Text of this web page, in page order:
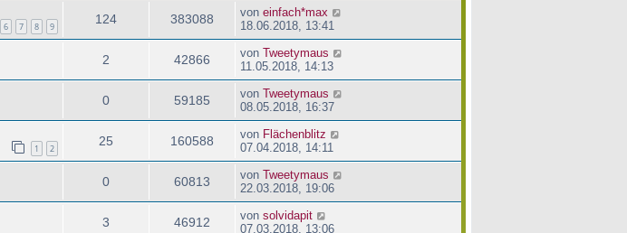
6 7 8 9
124 383088 von einfach*max
18.06.2018, 13:41
2 42866 von Tweetymaus
11.05.2018, 14:13
0 59185 von Tweetymaus
08.05.2018, 16:37
1 2
25 160588 von Flächenblitz
07.04.2018, 14:11
0 60813 von Tweetymaus
22.03.2018, 19:06
3 46912 von solvidapit
07.03.2018, 13:06